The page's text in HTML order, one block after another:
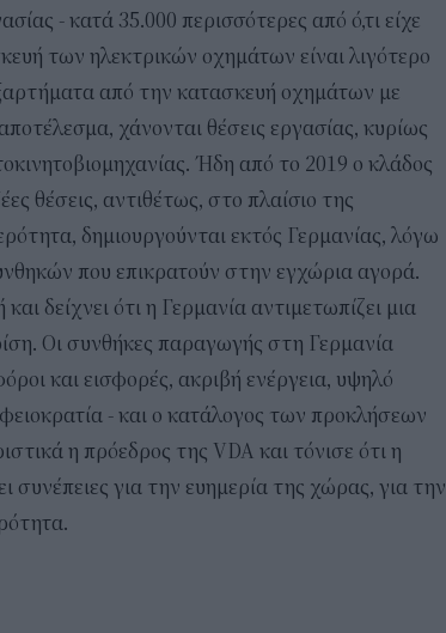
- κατά 35.000 περισσότερες από ό,τι είχε
των ηλεκτρικών οχημάτων είναι λιγότερο
από την κατασκευή οχημάτων με
χάνονται θέσεις εργασίας, κυρίως
Ήδη από το 2019 ο κλάδος
θέσεις, αντιθέτως, στο πλαίσιο της
δημιουργούνται εκτός Γερμανίας, λόγω
που επικρατούν στην εγχώρια αγορά.
δείχνει ότι η Γερμανία αντιμετωπίζει μια
Οι συνθήκες παραγωγής στη Γερμανία
και εισφορές, ακριβή ενέργεια, υψηλό
- και ο κατάλογος των προκλήσεων
η πρόεδρος της VDA και τόνισε ότι η
συνέπειες για την ευημερία της χώρας, για την